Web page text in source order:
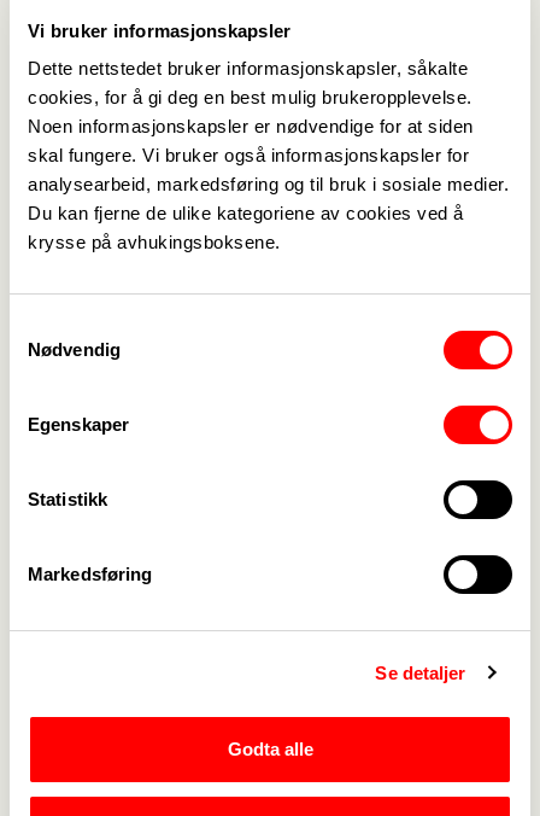
Vi bruker informasjonskapsler
Dette nettstedet bruker informasjonskapsler, såkalte
cookies, for å gi deg en best mulig brukeropplevelse.
Noen informasjonskapsler er nødvendige for at siden
skal fungere. Vi bruker også informasjonskapsler for
analysearbeid, markedsføring og til bruk i sosiale medier.
Du kan fjerne de ulike kategoriene av cookies ved å
krysse på avhukingsboksene.
Nødvendig
Egenskaper
Statistikk
Markedsføring
Se detaljer
Godta alle
tjenestene.
Målgruppe
Argumentasjonsheftet skal kunne brukes av både
seksjonstillitsvalgte i Samferdsel og teknisk og
tillitsvalgte etter hovedavtalene eller andre som
kan ha nytte av faglige argumenter på de enkelte
fagområdene.
Last ned argumentasjonshefte
Last ned argumentasjonshefte
For tillitsvalgte ->